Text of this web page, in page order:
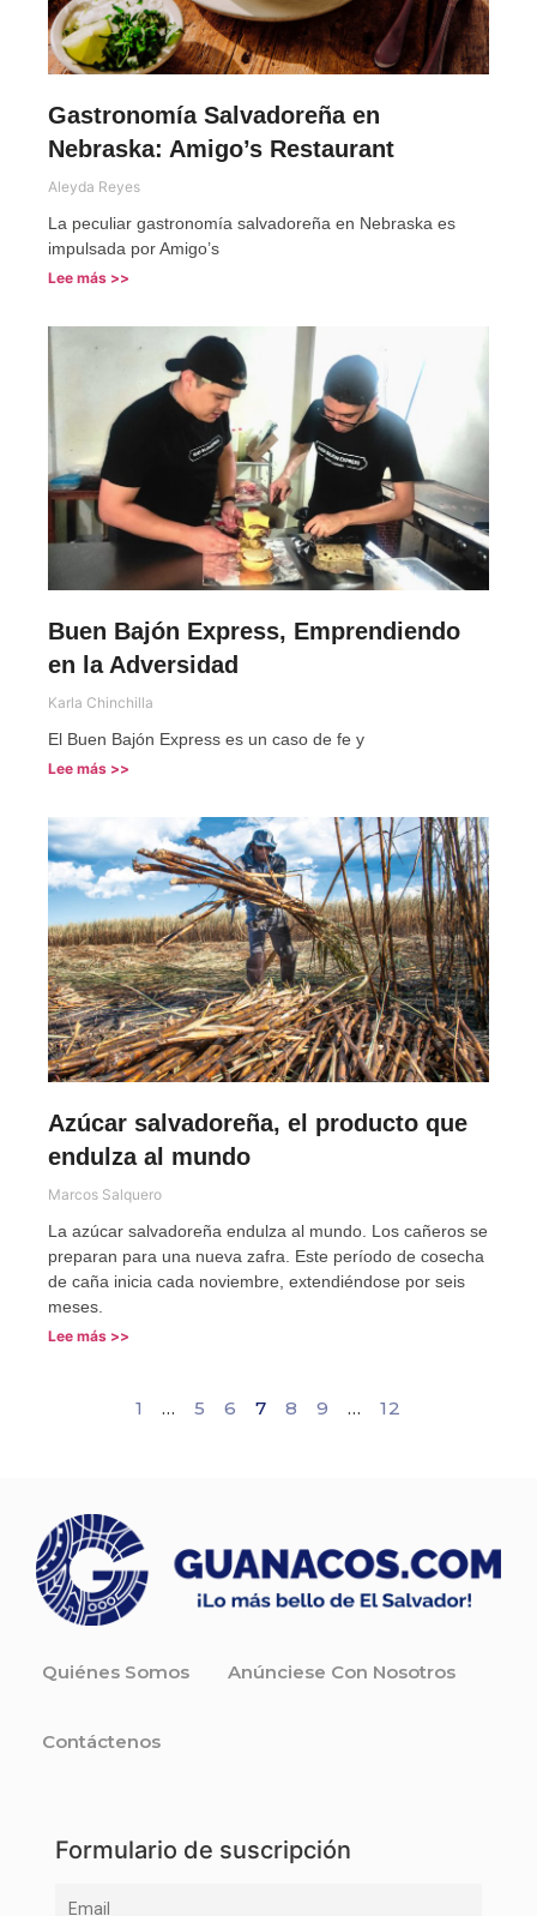
Gastronomía Salvadoreña en
Nebraska: Amigo’s Restaurant
Aleyda Reyes
La peculiar gastronomía salvadoreña en Nebraska es
impulsada por Amigo’s
Lee más >>
Buen Bajón Express, Emprendiendo
en la Adversidad
Karla Chinchilla
El Buen Bajón Express es un caso de fe y
Lee más >>
Azúcar salvadoreña, el producto que
endulza al mundo
Marcos Salquero
La azúcar salvadoreña endulza al mundo. Los cañeros se
preparan para una nueva zafra. Este período de cosecha
de caña inicia cada noviembre, extendiéndose por seis
meses.
Lee más >>
1 … 5 6 7 8 9 … 12
Quiénes Somos Anúnciese Con Nosotros
Contáctenos
Formulario de suscripción